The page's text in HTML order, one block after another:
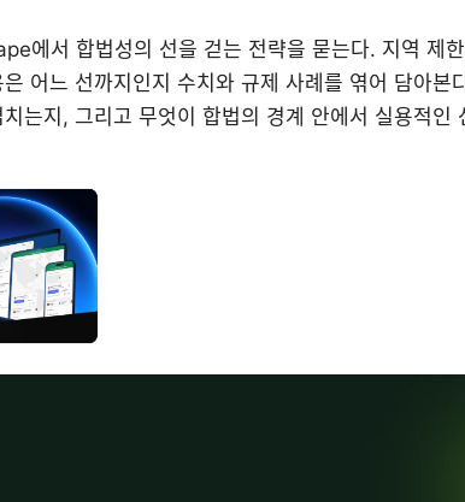
에서 합법성의 선을 걷는 전략을 묻는다. 지역 제
어느 선까지인지 수치와 규제 사례를 엮어 담아본
는지, 그리고 무엇이 합법의 경계 안에서 실용적인